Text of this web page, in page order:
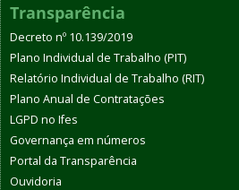
Transparência
Decreto nº 10.139/2019
Plano Individual de Trabalho (PIT)
Relatório Individual de Trabalho (RIT)
Plano Anual de Contratações
LGPD no Ifes
Governança em números
Portal da Transparência
Ouvidoria